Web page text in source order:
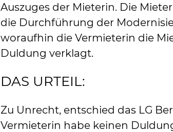
Auszuges der Mieterin. Die
die Durchführung der
woraufhin die Vermieterin die
Duldung verklagt.
DAS URTEIL:
Zu Unrecht, entschied das LG
Vermieterin habe keinen